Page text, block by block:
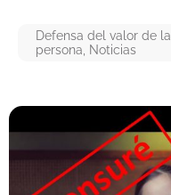
Defensa del valor de la
persona
Noticias